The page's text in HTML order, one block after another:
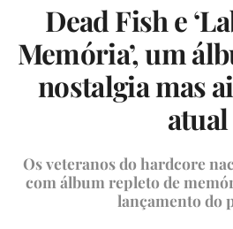
Dead Fish e
Memória’, um
nostalgia mas
atual
Os veteranos do hardcore
com álbum repleto de
lançamento do